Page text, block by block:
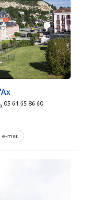
05 61 65 86 60
e-mail